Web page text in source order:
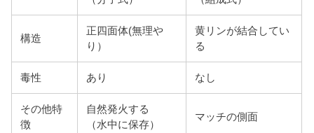
構造
正四面体(無理や
り）
黄リンが結合してい
る
毒性 あり なし
その他特
徴
自然発火する
（水中に保存）
マッチの側面